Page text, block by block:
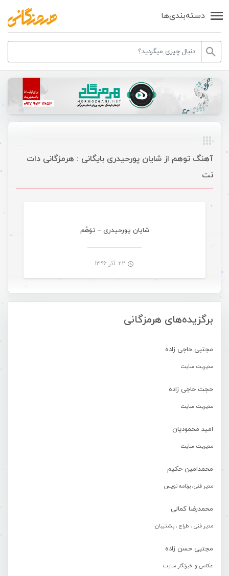
دسته‌بندی‌ها
برگزیده‌های هرمزگانی
مجتبی حاجی زاده
مدیریت سایت
حجت حاجی زاده
مدیریت سایت
امید محمودیان
مدیریت سایت
محمدامین حکیم
مدیر فنی، برنامه نویس
محمدرضا کمالی
مدیر فنی ، طراح ، پشتیبان
مجتبی حسن زاده
عکاس و خبرنگار سایت
آهنگ توهم از شایان پورحیدری بایگانی : هرمزگانی دات
نت
شایان پورحیدری – توَهُم
۲۲ آذر ۱۳۹۶